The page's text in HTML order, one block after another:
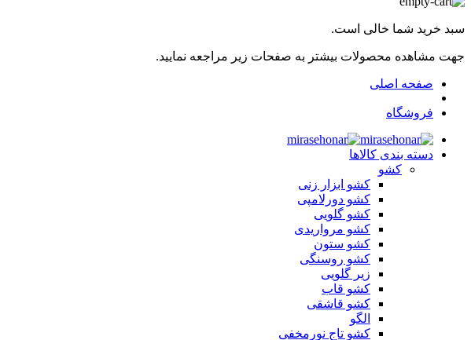
سبد خرید شما خالی است.
جهت مشاهده محصولات بیشتر به صفحات زیر مراجعه نمایید.
صفحه اصلی
فروشگاه
دسته بندی کالاها
کشو
کشو ابزار زنی
کشو دورلامپی
کشو گلویی
کشو مرواریدی
کشو ستون
کشو روسنگی
زیر گلویی
کشو قاب
کشو قاشقی
الگو
کشو تاج نورمخفی